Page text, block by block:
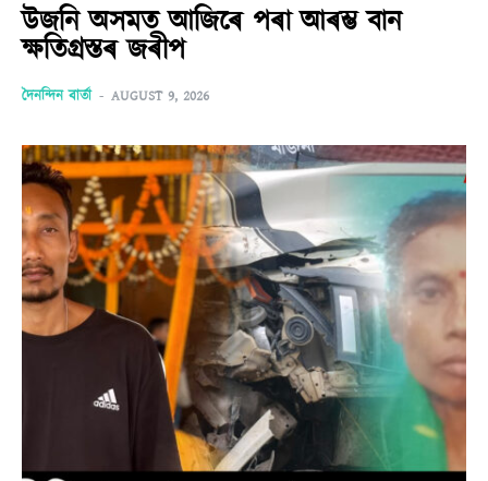
উজনি অসমত আজিৰে পৰা আৰম্ভ বান
ক্ষতিগ্ৰস্তৰ জৰীপ
দৈনন্দিন বাৰ্তা - AUGUST 9, 2026